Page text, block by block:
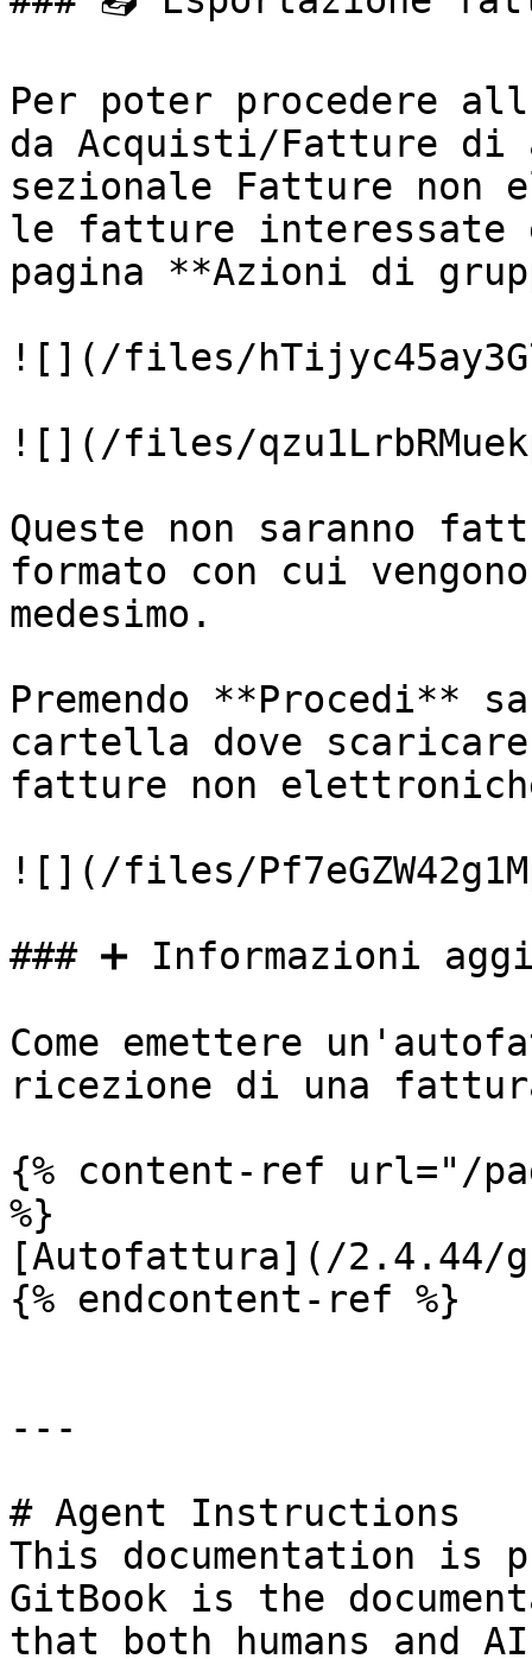
Per poter procedere
da Acquisti/Fatture di
sezionale Fatture non
le fatture interessate
pagina **Azioni di
![](/files/
![](/files/
Queste non saranno
formato con cui
medesimo.
Premendo **Procedi**
cartella dove
fatture non
![](/files/
### ➕ Informazioni
Come emettere
ricezione di una
{% content-ref url="/
%}
[Autofattura](/2.4.44/
{% endcontent-ref %}
---
# Agent Instructions
This documentation is
GitBook is the
that both humans and